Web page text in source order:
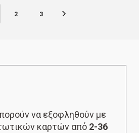
2 3
να εξοφληθούν με
καρτών από 2-36